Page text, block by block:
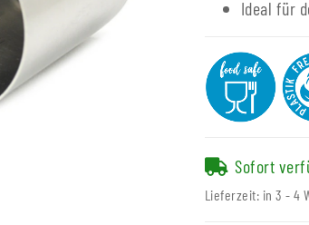
Ideal für
Sofort
Lieferzeit: in 3 - 4